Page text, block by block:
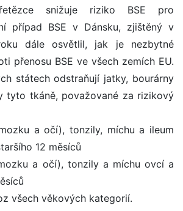
snižuje riziko BSE pro
případ BSE v Dánsku, zjištěný v
dále osvětlil, jak je nezbytné
přenosu BSE ve všech zemích EU.
státech odstraňují jatky, bourárny
tyto tkáně, považované za rizikový
a očí), tonzily, míchu a ileum
12 měsíců
a očí), tonzily a míchu ovcí a
všech věkových kategorií.